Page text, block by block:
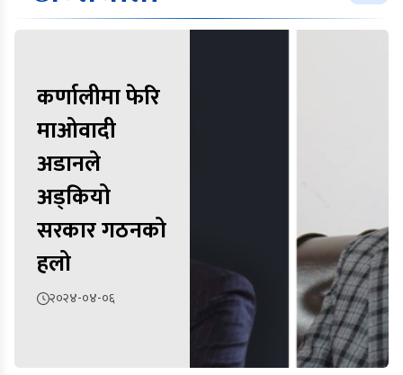
कर्णालीमा फेरि
माओवादी
अडानले
अड्कियो
सरकार गठनको
हलो
२०२४-०४-०६